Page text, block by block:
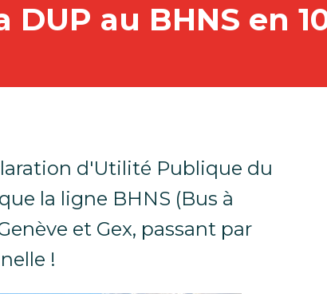
DUP au BHNS en
d'Utilité Publique du
la ligne BHNS (Bus à
et Gex, passant par
!